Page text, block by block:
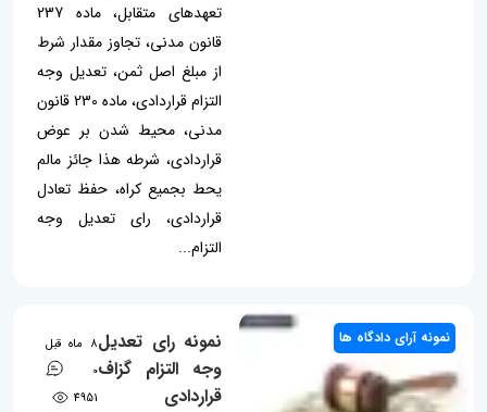
تعهدهای متقابل، ماده 237
قانون مدنی، تجاوز مقدار شرط
از مبلغ اصل ثمن، تعدیل وجه
التزام قراردادی، ماده 230 قانون
مدنی، محیط شدن بر عوض
قراردادی، شرطه هذا جائز مالم
يحط بجميع كراه، حفظ تعادل
قراردادی، رای تعدیل وجه
التزام...
نمونه آرای دادگاه ها
نمونه رای تعدیل
وجه التزام گزاف
قراردادی
8 ماه قبل
0
4951